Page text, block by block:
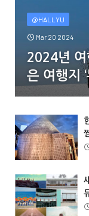
@HALLYU
Mar 20 2024
2024년 여
은 여행지